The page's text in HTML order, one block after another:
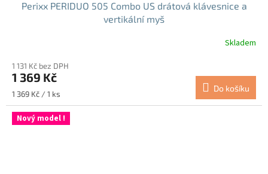
Perixx PERIDUO 505 Combo US drátová klávesnice a
vertikální myš
produktu
je
5,0
5
hvězdiček.
Skladem
1 131 Kč bez DPH
1 369 Kč
Měrná
cena:
1 369 Kč / 1 ks
Do košíku
Nový model !